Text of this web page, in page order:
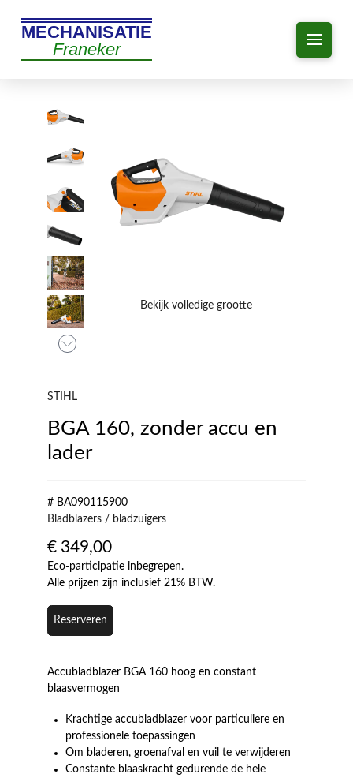
MECHANISATIE
Franeker
Bekijk volledige grootte
STIHL
BGA 160, zonder accu en
lader
# BA090115900
Bladblazers / bladzuigers
€ 349,00
Eco-participatie inbegrepen.
Alle prijzen zijn inclusief 21% BTW.
Reserveren
Accubladblazer BGA 160 hoog en constant
blaasvermogen
Krachtige accubladblazer voor particuliere en
professionele toepassingen
Om bladeren, groenafval en vuil te verwijderen
Constante blaaskracht gedurende de hele